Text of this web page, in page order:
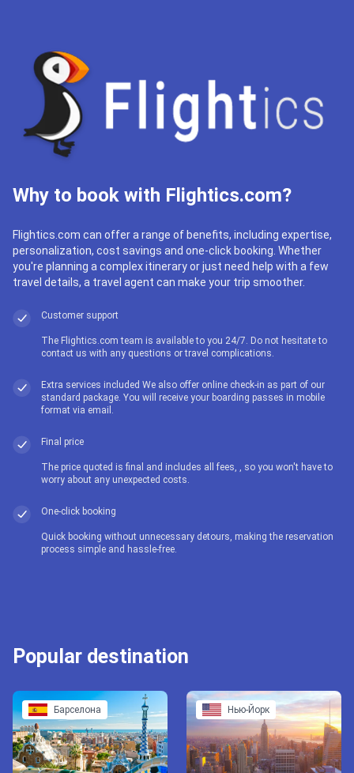
Why to book with Flightics.com?
Flightics.com can offer a range of benefits, including expertise,
personalization, cost savings and one-click booking. Whether
you're planning a complex itinerary or just need help with a few
travel details, a travel agent can make your trip smoother.
Customer support
The Flightics.com team is available to you 24/7. Do not hesitate to
contact us with any questions or travel complications.
Extra services included We also offer online check-in as part of our
standard package. You will receive your boarding passes in mobile
format via email.
Final price
The price quoted is final and includes all fees, , so you won't have to
worry about any unexpected costs.
One-click booking
Quick booking without unnecessary detours, making the reservation
process simple and hassle-free.
Popular destination
Барселона Нью-Йорк